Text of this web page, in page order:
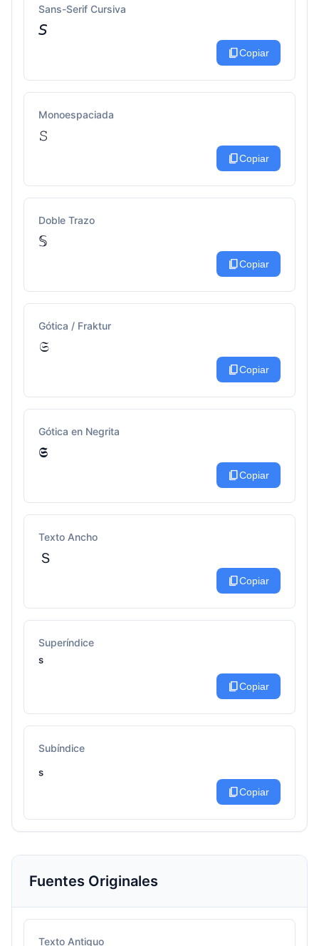
Sans-Serif Cursiva
𝘚
content_copyCopiar
Monoespaciada
𝚂
content_copyCopiar
Doble Trazo
𝕊
content_copyCopiar
Gótica / Fraktur
𝔖
content_copyCopiar
Gótica en Negrita
𝕾
content_copyCopiar
Texto Ancho
Ｓ
content_copyCopiar
Superíndice
ˢ
content_copyCopiar
Subíndice
ₛ
content_copyCopiar
Fuentes Originales
Texto Antiguo